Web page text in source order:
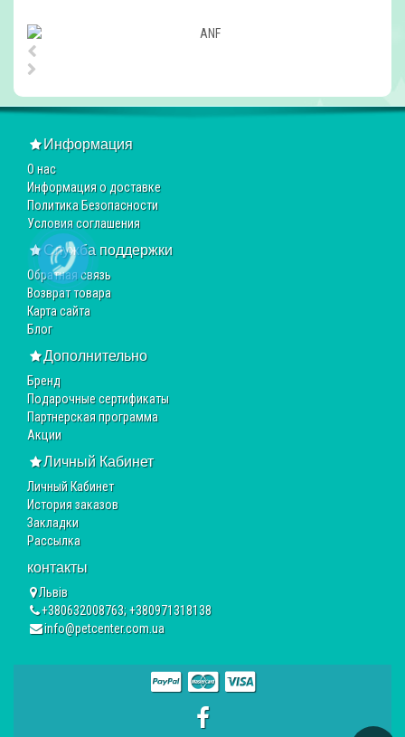
Информация
О нас
Информация о доставке
Политика Безопасности
Условия соглашения
Служба поддержки
Обратная связь
Возврат товара
Карта сайта
Блог
Дополнительно
Бренд
Подарочные сертификаты
Партнерская программа
Акции
Личный Кабинет
Личный Кабинет
История заказов
Закладки
Рассылка
контакты
Львів
+380632008763; +380971318138
info@petcenter.com.ua